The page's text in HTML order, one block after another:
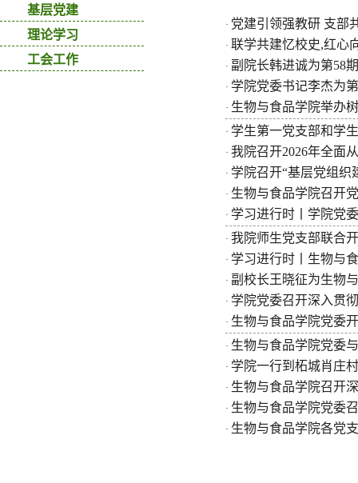
基层党建
理论学习
工会工作
· 党建引领强教研支部
· 联学共建忆校史,红心
· 副院长韩进诚为第58
· 学院党委书记李杰为
· 生物与食品学院举办
· 学生第一党支部和学
· 我院召开2026年全面
· 学院召开“基层党组织
· 生物与食品学院召开
· 学习进行时丨学院党
· 我院师生党支部联合
· 学习进行时丨生物与
· 副校长王晓征为生物
· 学院党委召开深入贯
· 生物与食品学院党委
· 生物与食品学院党委
· 学院一行到柘城肖庄
· 生物与食品学院召开
· 生物与食品学院党委
· 生物与食品学院各党